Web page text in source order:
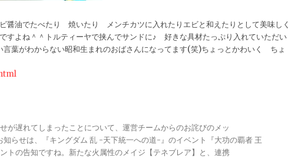
醤油でたべたり 焼いたり メンチカツに入れたりエビと和えたりとして美味しく
よね＾＾トルティーヤで挟んでサンドに♪ 好きな具材たっぷり入れていただい
葉がわからない昭和生まれのおばさんになってます(笑)ちょっとかわいく ちょ
が遅れてしまったことについて、運営チームからのお詫びのメッ
知らせは、『キングダム 乱 -天下統一への道-』のイベント『大功の覇者 王
トの告知ですね。新たな火属性のメイジ【テネブレア】と、連携